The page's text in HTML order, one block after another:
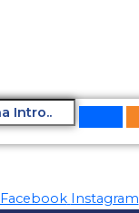
Facebook Instagram